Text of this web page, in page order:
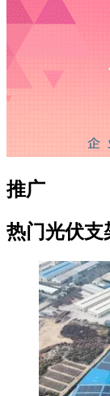
推广
热门光伏支